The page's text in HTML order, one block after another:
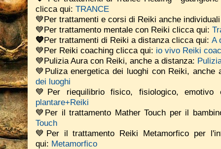
clicca qui: TRANCE
💙Per trattamenti e corsi di Reiki anche
💙Per trattamento mentale con Reiki clicca qui:
💙Per trattamenti di Reiki a distanza clicca qui: A
💙Per Reiki coaching clicca qui: io vivo Reiki
💙Pulizia Aura con Reiki, anche a distanza:
💙Puliza energetica dei luoghi con Reiki,
dei luoghi
💙Per riequilibrio fisico, fisiologico,
plantare+Reiki
💙Per il trattamento Mather Touch per il
Touch
💙Per il trattamento Reiki Metamorfico per
qui: Metamorfico